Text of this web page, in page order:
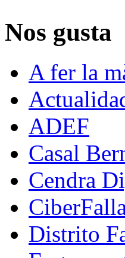
Nos gusta
A fer la
ADEF
Casal
Cendra
Distrito